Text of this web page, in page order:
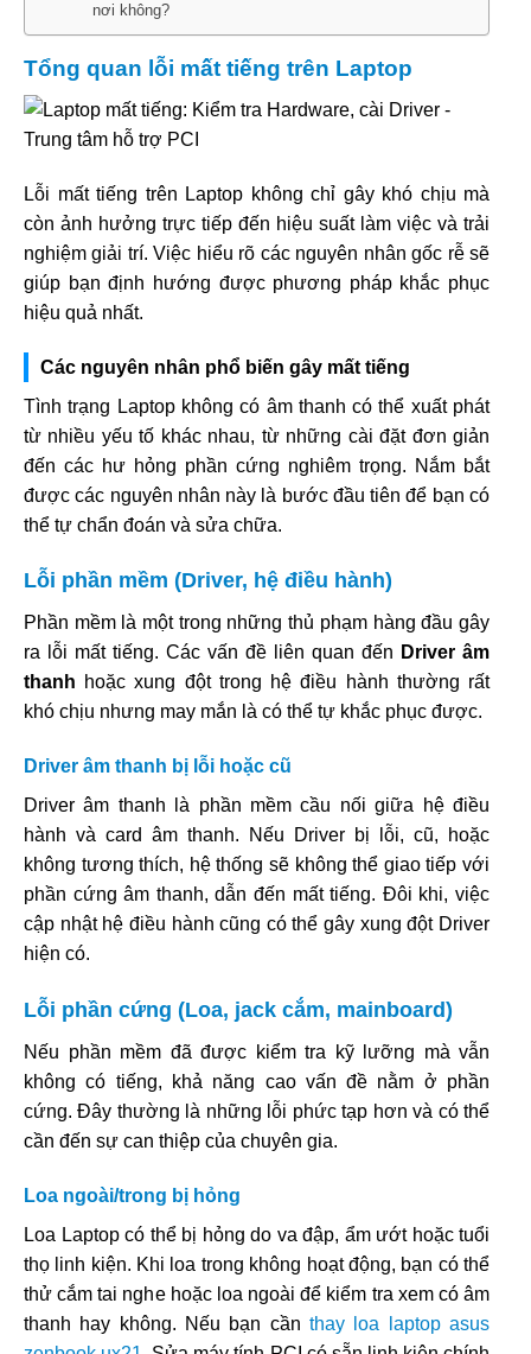
nơi không?
Tổng quan lỗi mất tiếng trên Laptop
Lỗi mất tiếng trên Laptop không chỉ gây khó chịu mà
còn ảnh hưởng trực tiếp đến hiệu suất làm việc và trải
nghiệm giải trí. Việc hiểu rõ các nguyên nhân gốc rễ sẽ
giúp bạn định hướng được phương pháp khắc phục
hiệu quả nhất.
Các nguyên nhân phổ biến gây mất tiếng
Tình trạng Laptop không có âm thanh có thể xuất phát
từ nhiều yếu tố khác nhau, từ những cài đặt đơn giản
đến các hư hỏng phần cứng nghiêm trọng. Nắm bắt
được các nguyên nhân này là bước đầu tiên để bạn có
thể tự chẩn đoán và sửa chữa.
Lỗi phần mềm (Driver, hệ điều hành)
Phần mềm là một trong những thủ phạm hàng đầu gây
ra lỗi mất tiếng. Các vấn đề liên quan đến Driver âm
thanh hoặc xung đột trong hệ điều hành thường rất
khó chịu nhưng may mắn là có thể tự khắc phục được.
Driver âm thanh bị lỗi hoặc cũ
Driver âm thanh là phần mềm cầu nối giữa hệ điều
hành và card âm thanh. Nếu Driver bị lỗi, cũ, hoặc
không tương thích, hệ thống sẽ không thể giao tiếp với
phần cứng âm thanh, dẫn đến mất tiếng. Đôi khi, việc
cập nhật hệ điều hành cũng có thể gây xung đột Driver
hiện có.
Lỗi phần cứng (Loa, jack cắm, mainboard)
Nếu phần mềm đã được kiểm tra kỹ lưỡng mà vẫn
không có tiếng, khả năng cao vấn đề nằm ở phần
cứng. Đây thường là những lỗi phức tạp hơn và có thể
cần đến sự can thiệp của chuyên gia.
Loa ngoài/trong bị hỏng
Loa Laptop có thể bị hỏng do va đập, ẩm ướt hoặc tuổi
thọ linh kiện. Khi loa trong không hoạt động, bạn có thể
thử cắm tai nghe hoặc loa ngoài để kiểm tra xem có âm
thanh hay không. Nếu bạn cần thay loa laptop asus